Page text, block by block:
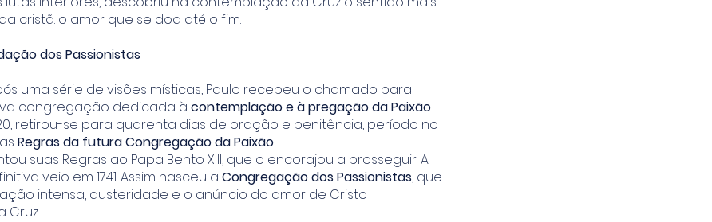
cristã: o amor que se doa até o fim.
dos Passionistas
uma série de visões místicas, Paulo recebeu o chamado para
congregação dedicada à contemplação e à pregação da Paixão
retirou-se para quarenta dias de oração e penitência, período no
Regras da futura Congregação da Paixão.
suas Regras ao Papa Bento XIII, que o encorajou a prosseguir. A
veio em 1741. Assim nasceu a Congregação dos Passionistas, que
intensa, austeridade e o anúncio do amor de Cristo
Cruz.